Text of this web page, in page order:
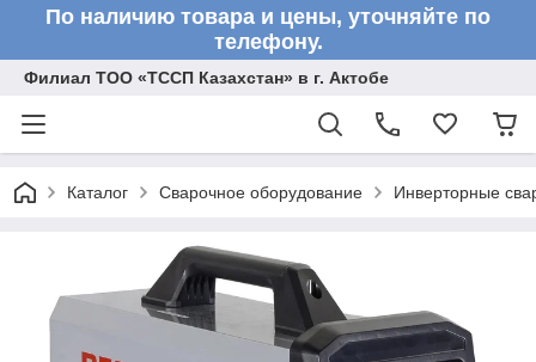
По наличию товара и цены, уточняйте по
телефону.
Филиал ТОО «ТССП Казахстан» в г. Актобе
Каталог Сварочное оборудование Инверторные